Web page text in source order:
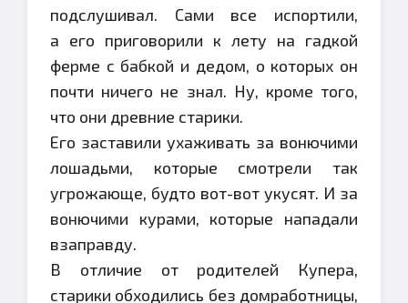
подслушивал. Сами все испортили,
а его приговорили к лету на гадкой
ферме с бабкой и дедом, о которых он
почти ничего не знал. Ну, кроме того,
что они древние старики.
Его заставили ухаживать за вонючими
лошадьми, которые смотрели так
угрожающе, будто вот-вот укусят. И за
вонючими курами, которые нападали
взаправду.
В отличие от родителей Купера,
старики обходились без домработницы,